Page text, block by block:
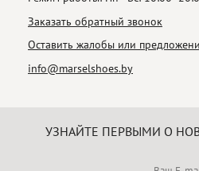
Заказать обратный звонок
Оставить жалобы или
info@marselshoes.by
УЗНАЙТЕ ПЕРВЫМИ О